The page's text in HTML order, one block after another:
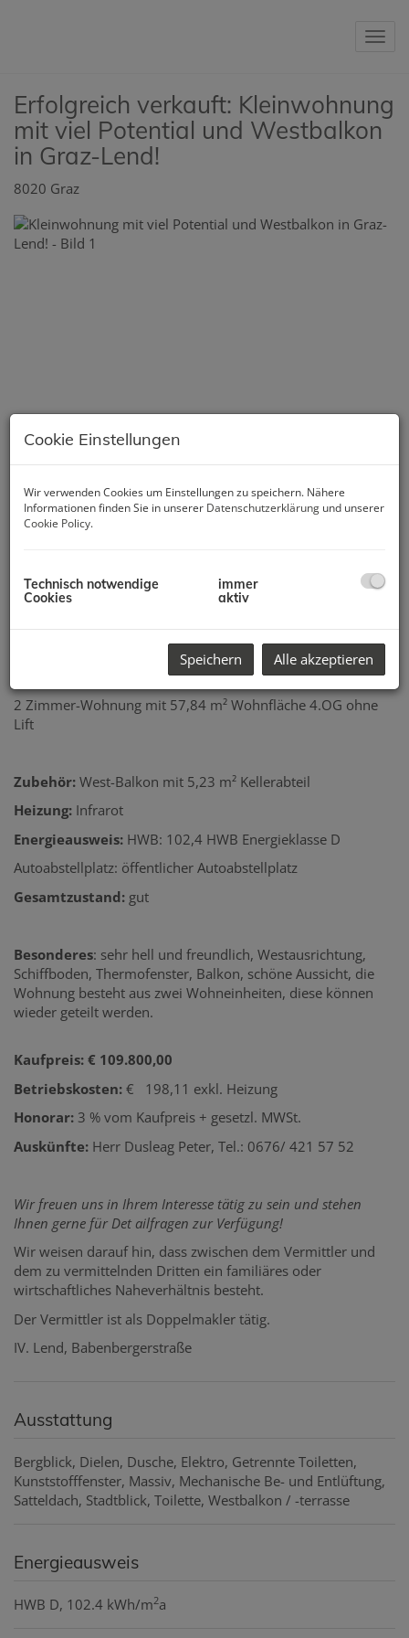
Erfolgreich verkauft: Kleinwohnung
mit viel Potential und Westbalkon
in Graz-Lend!
8020 Graz
2 Zimmer-Wohnung mit 57,84 m² Wohnfläche 4.OG ohne
Lift
Zubehör: West-Balkon mit 5,23 m² Kellerabteil
Heizung: Infrarot
Energieausweis: HWB: 102,4 HWB Energieklasse D
Autoabstellplatz: öffentlicher Autoabstellplatz
Gesamtzustand: gut
Besonderes: sehr hell und freundlich, Westausrichtung,
Schiffboden, Thermofenster, Balkon, schöne Aussicht, die
Wohnung besteht aus zwei Wohneinheiten, diese können
wieder geteilt werden.
Kaufpreis: € 109.800,00
Betriebskosten: € 198,11 exkl. Heizung
Honorar: 3 % vom Kaufpreis + gesetzl. MWSt.
Auskünfte: Herr Dusleag Peter, Tel.: 0676/ 421 57 52
Wir freuen uns in Ihrem Interesse tätig zu sein und stehen
Ihnen gerne für Det ailfragen zur Verfügung!
Wir weisen darauf hin, dass zwischen dem Vermittler und
dem zu vermittelnden Dritten ein familiäres oder
wirtschaftliches Naheverhältnis besteht.
Der Vermittler ist als Doppelmakler tätig.
IV. Lend, Babenbergerstraße
Ausstattung
Bergblick Dielen Dusche Elektro Getrennte Toiletten
Kunststofffenster Massiv Mechanische Be- und Entlüftung
Satteldach Stadtblick Toilette Westbalkon / -terrasse
Energieausweis
HWB D, 102.4 kWh/m2a
Cookie Einstellungen
Wir verwenden Cookies um Einstellungen zu speichern. Nähere
Informationen finden Sie in unserer Datenschutzerklärung und unserer
Cookie Policy.
Technisch notwendige
Cookies
immer
aktiv
Speichern Alle akzeptieren